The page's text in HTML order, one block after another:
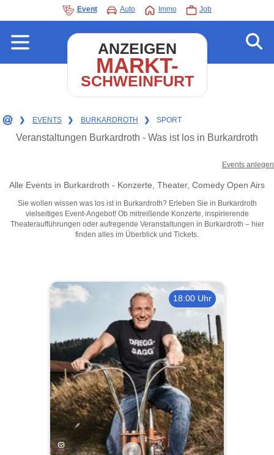
Event Auto Immo Job
ANZEIGEN
MARKT-
SCHWEINFURT
❯ EVENTS ❯ BURKARDROTH ❯ SPORT
Veranstaltungen Burkardroth - Was ist los in Burkardroth
Events anlegen
Alle Events in Burkardroth - Konzerte, Theater, Comedy Open Airs
Sie wollen wissen was los ist in Burkardroth? Erleben Sie in Burkardroth
vielseitiges Event-Angebot! Ob mitreißende Konzerte, inspirierende
Theateraufführungen oder aufregende Veranstaltungen in Burkardroth – hier
finden alles im Überblick und Tickets.
18:00 Uhr